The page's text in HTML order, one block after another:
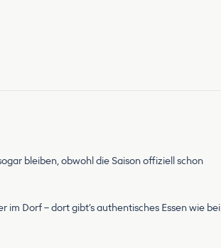
bleiben, obwohl die Saison offiziell schon
Dorf – dort gibt’s authentisches Essen wie bei